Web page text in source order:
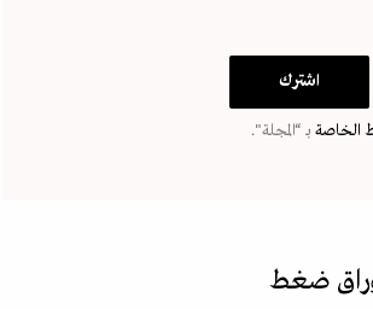
الخاصة بـ “المجلة".
ضغط